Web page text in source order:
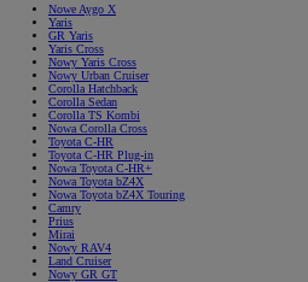
Nowe Aygo X
Yaris
GR Yaris
Yaris Cross
Nowy Yaris Cross
Nowy Urban Cruiser
Corolla Hatchback
Corolla Sedan
Corolla TS Kombi
Nowa Corolla Cross
Toyota C-HR
Toyota C-HR Plug-in
Nowa Toyota C-HR+
Nowa Toyota bZ4X
Nowa Toyota bZ4X Touring
Camry
Prius
Mirai
Nowy RAV4
Land Cruiser
Nowy GR GT